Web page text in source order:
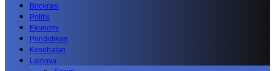
Birokrasi
Politik
Ekonomi
Pendidikan
Kesehatan
Lainnya